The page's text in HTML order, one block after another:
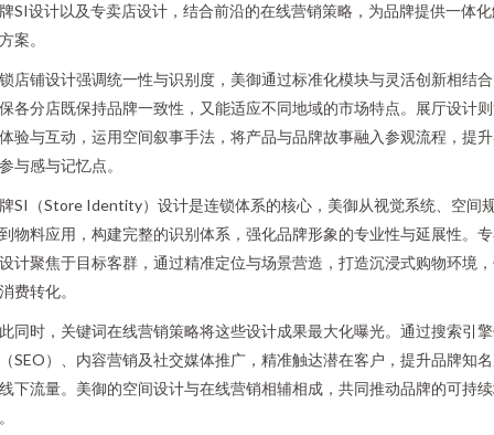
SI设计以及专卖店设计，结合前沿的在线营销策略，为品牌提供一体
案。
店铺设计强调统一性与识别度，美御通过标准化模块与灵活创新相结
各分店既保持品牌一致性，又能适应不同地域的市场特点。展厅设计
验与互动，运用空间叙事手法，将产品与品牌故事融入参观流程，提
与感与记忆点。
SI（Store Identity）设计是连锁体系的核心，美御从视觉系统、空间
物料应用，构建完整的识别体系，强化品牌形象的专业性与延展性。
计聚焦于目标客群，通过精准定位与场景营造，打造沉浸式购物环境
费转化。
同时，关键词在线营销策略将这些设计成果最大化曝光。通过搜索引
SEO）、内容营销及社交媒体推广，精准触达潜在客户，提升品牌知
下流量。美御的空间设计与在线营销相辅相成，共同推动品牌的可持